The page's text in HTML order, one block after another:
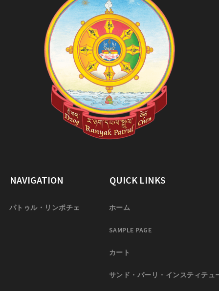
NAVIGATION
パトゥル・リンポチェ
QUICK LINKS
ホーム
SAMPLE PAGE
カート
サンド・パーリ・インスティテュ